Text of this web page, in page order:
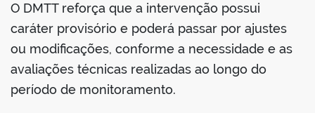
O DMTT reforça que a intervenção possui
caráter provisório e poderá passar por ajustes
ou modificações, conforme a necessidade e as
avaliações técnicas realizadas ao longo do
período de monitoramento.